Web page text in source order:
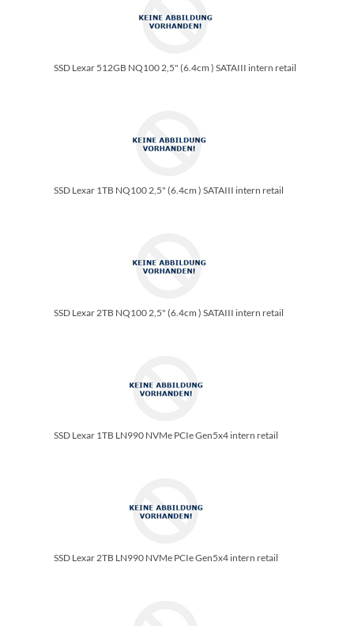
SSD Lexar 512GB NQ100 2,5" (6.4cm ) SATAIII intern retail
SSD Lexar 1TB NQ100 2,5" (6.4cm ) SATAIII intern retail
SSD Lexar 2TB NQ100 2,5" (6.4cm ) SATAIII intern retail
SSD Lexar 1TB LN990 NVMe PCIe Gen5x4 intern retail
SSD Lexar 2TB LN990 NVMe PCIe Gen5x4 intern retail